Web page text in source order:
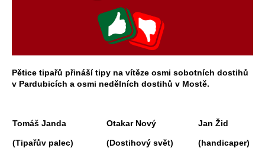
Pětice tipařů přináší tipy na vítěze osmi sobotních dostihů
v Pardubicích a osmi nedělních dostihů v Mostě.
Tomáš Janda
(Tipařův palec)
Otakar Nový
(Dostihový svět)
Jan Žid
(handicaper)